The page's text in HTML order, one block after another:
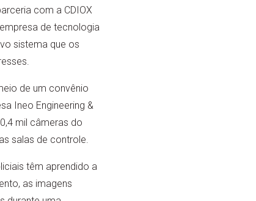
com a CDIOX
de tecnologia
sistema que os
de um convênio
Ineo Engineering &
mil câmeras do
salas de controle.
têm aprendido a
as imagens